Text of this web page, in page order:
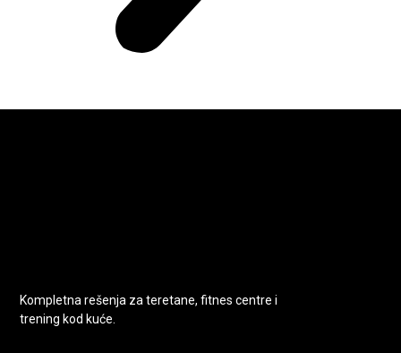
Kompletna rešenja za teretane, fitnes centre i
trening kod kuće.